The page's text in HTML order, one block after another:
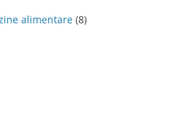
alimentare (8)